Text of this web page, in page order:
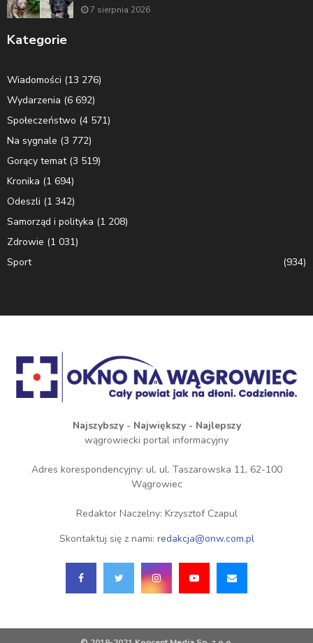
7 sierpnia 2026
Kategorie
Wiadomości (13 276)
Wydarzenia (6 692)
Społeczeństwo (4 571)
Na sygnale (3 772)
Gorący temat(3 519)
Kronika (1 694)
Odeszli (1 342)
Samorząd i polityka (1 208)
Zdrowie (1 031)
Sport
(934)
Najszybszy - Największy - Najlepszy
wągrowiecki portal informacyjny
Adres korespondencyjny: ul. ul. Taszarowska 11, 62-100
Wągrowiec
Redaktor Naczelny: Krzysztof Czapul
Skontaktuj się z nami: redakcja@onw.com.pl